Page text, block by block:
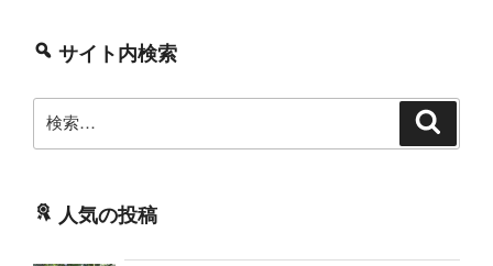
サイト内検索
索:
人気の投稿